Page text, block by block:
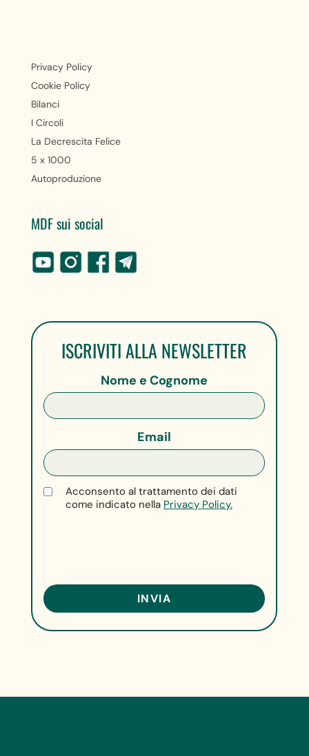
Privacy Policy
Cookie Policy
Bilanci
I Circoli
La Decrescita Felice
5 x 1000
Autoproduzione
MDF sui social
ISCRIVITI ALLA NEWSLETTER
Nome e Cognome
Email
Acconsento al trattamento dei dati
come indicato nella Privacy Policy.